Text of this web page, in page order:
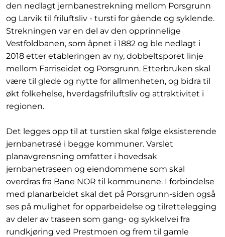
den nedlagt jernbanestrekning mellom Porsgrunn
og Larvik til friluftsliv - tursti for gående og syklende.
Strekningen var en del av den opprinnelige
Vestfoldbanen, som åpnet i 1882 og ble nedlagt i
2018 etter etableringen av ny, dobbeltsporet linje
mellom Farriseidet og Porsgrunn. Etterbruken skal
være til glede og nytte for allmenheten, og bidra til
økt folkehelse, hverdagsfriluftsliv og attraktivitet i
regionen.
Det legges opp til at turstien skal følge eksisterende
jernbanetrasé i begge kommuner. Varslet
planavgrensning omfatter i hovedsak
jernbanetraseen og eiendommene som skal
overdras fra Bane NOR til kommunene. I forbindelse
med planarbeidet skal det på Porsgrunn-siden også
ses på mulighet for opparbeidelse og tilrettelegging
av deler av traseen som gang- og sykkelvei fra
rundkjøring ved Prestmoen og frem til gamle